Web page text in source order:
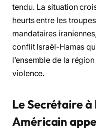
tendu. La situation
heurts entre les
mandataires
conflit Israël-Hamas
l’ensemble de la
violence.
Le Secrétaire à
Américain